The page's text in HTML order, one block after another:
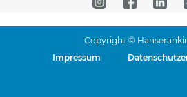
Copyright ©
Impressum